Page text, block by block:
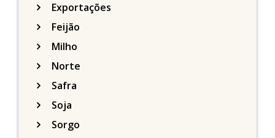
Exportações
Feijão
Milho
Norte
Safra
Soja
Sorgo